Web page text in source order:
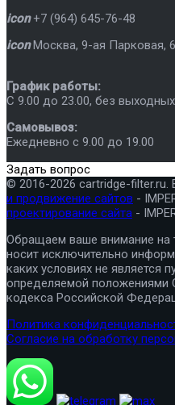
icon +7 (964) 645-76-48
icon Москва, 9-ая Парковая,
График работы:
C 9.00 до 23.00, без выходных
Самовывоз:
Ежедневно с 9.00 до 19.00
Задать вопрос
© 2016-2026 cartridge-
и продвижение сайтов -
проектирование сайта -
Обращаем ваше внимание на
носит исключительно
каких условиях не является
определяемой положениями
кодекса Российской
Политика
Согласие на обработку